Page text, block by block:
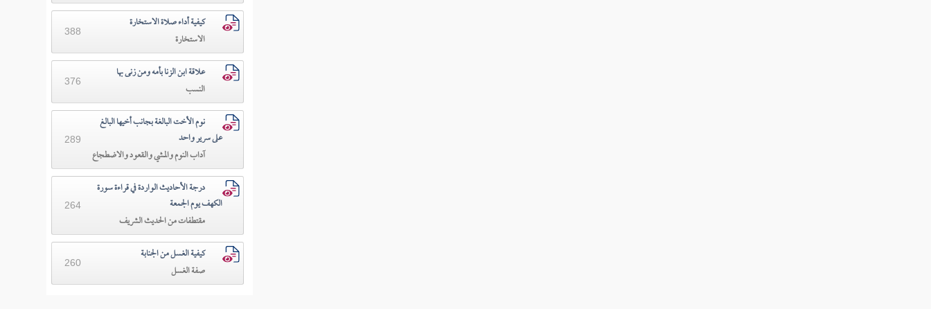
كيفية أداء صلاة الاستخارة
الاستخارة
388
علاقة ابن الزنا بأمه ومن زنى بها
النسب
376
نوم الأخت البالغة بجانب أخيها البالغ
على سرير واحد
آداب النوم والمشي والقعود والاضطجاع
289
درجة الأحاديث الواردة في قراءة سورة
الكهف يوم الجمعة
مقتطفات من الحديث الشريف
264
كيفية الغسل من الجنابة
صفة الغسل
260